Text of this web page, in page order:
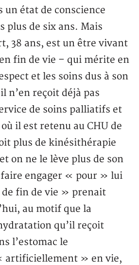
un état de conscience
plus de six ans. Mais
38 ans, est un être vivant
fin de vie – qui mérite en
et les soins dus à son
n’en reçoit déjà pas
de soins palliatifs et
il est retenu au CHU de
plus de kinésithérapie
on ne le lève plus de son
engager « pour » lui
fin de vie » prenait
au motif que la
qu’il reçoit
l’estomac le
artificiellement » en vie,